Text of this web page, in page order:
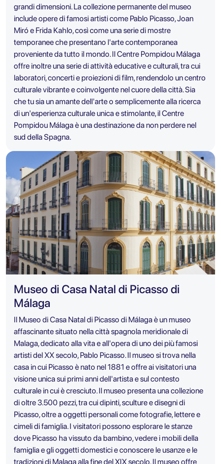
grandi dimensioni. La collezione permanente del museo
include opere di famosi artisti come Pablo Picasso, Joan
Miró e Frida Kahlo, così come una serie di mostre
temporanee che presentano l'arte contemporanea
proveniente da tutto il mondo. Il Centre Pompidou Málaga
offre inoltre una serie di attività educative e culturali, tra cui
laboratori, concerti e proiezioni di film, rendendolo un centro
culturale vibrante e coinvolgente nel cuore della città. Sia
che tu sia un amante dell'arte o semplicemente alla ricerca
di un'esperienza culturale unica e stimolante, il Centre
Pompidou Málaga è una destinazione da non perdere nel
sud della Spagna.
Museo di Casa Natal di Picasso di
Málaga
Il Museo di Casa Natal di Picasso di Málaga è un museo
affascinante situato nella città spagnola meridionale di
Malaga, dedicato alla vita e all'opera di uno dei più famosi
artisti del XX secolo, Pablo Picasso. Il museo si trova nella
casa in cui Picasso è nato nel 1881 e offre ai visitatori una
visione unica sui primi anni dell'artista e sul contesto
culturale in cui è cresciuto. Il museo presenta una collezione
di oltre 3.500 pezzi, tra cui dipinti, sculture e disegni di
Picasso, oltre a oggetti personali come fotografie, lettere e
cimeli di famiglia. I visitatori possono esplorare le stanze
dove Picasso ha vissuto da bambino, vedere i mobili della
famiglia e gli oggetti domestici e conoscere le usanze e le
tradizioni di Malaga alla fine del XIX secolo. Il museo offre